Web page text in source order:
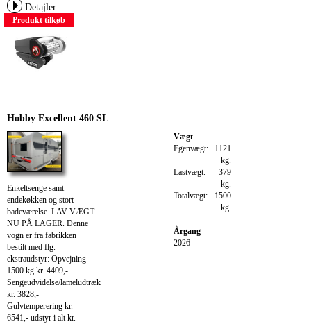
Detajler
Produkt tilkøb
Hobby Excellent 460 SL
Enkeltsenge samt
endekøkken og stort
badeværelse. LAV VÆGT.
NU PÅ LAGER. Denne
vogn er fra fabrikken
bestilt med flg.
ekstraudstyr: Opvejning
1500 kg kr. 4409,-
Sengeudvidelse/lameludtræk
kr. 3828,-
Gulvtemperering kr.
6541,- udstyr i alt kr.
Vægt
Egenvægt: 1121
kg.
Lastvægt:
379
kg.
Totalvægt:
1500
kg.
Årgang
2026